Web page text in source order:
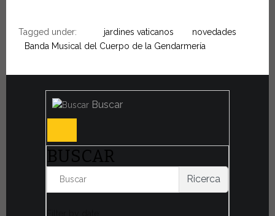
Tagged under: jardines vaticanos
novedades
Banda Musical del Cuerpo de la Gendarmería
Buscar
BUSCAR
Ricerca